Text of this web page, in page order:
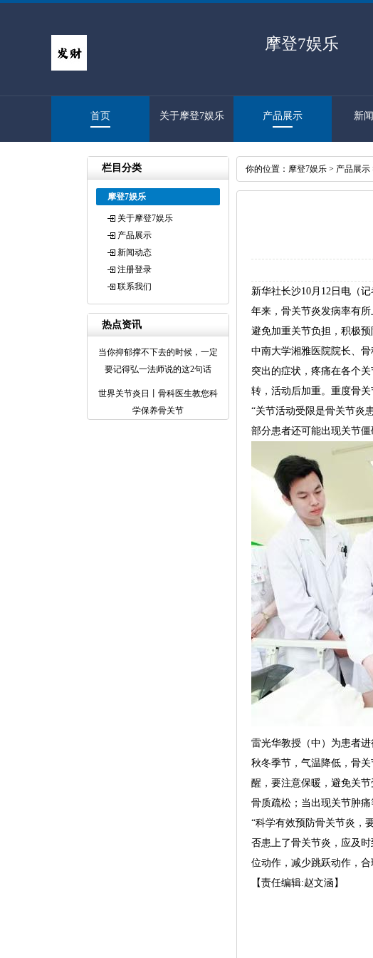
摩登7娱乐
首页 关于摩登7娱乐 产品展示 新
栏目分类
摩登7娱乐
关于摩登7娱乐
产品展示
新闻动态
注册登录
联系我们
热点资讯
当你抑郁撑不下去的时候，一定
要记得弘一法师说的这2句话
世界关节炎日丨骨科医生教您科
学保养骨关节
你的位置： 摩登7娱乐 > 产品展示
新华社长沙10月12日电（
年来，骨关节炎发病率有
避免加重关节负担，积极
中南大学湘雅医院院长、
突出的症状，疼痛在各个
转，活动后加重。重度骨关
“关节活动受限是骨关节炎
部分患者还可能出现关节
雷光华教授（中）为患者
秋冬季节，气温降低，骨
醒，要注意保暖，避免关
骨质疏松；当出现关节肿痛
“科学有效预防骨关节炎，
否患上了骨关节炎，应及
位动作，减少跳跃动作，
【责任编辑:赵文涵】